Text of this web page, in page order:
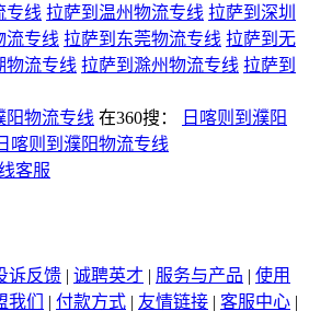
专线 拉萨到温州物流专线 拉萨到深圳
流专线 拉萨到东莞物流专线 拉萨到无
物流专线 拉萨到滁州物流专线 拉萨到
阳物流专线 在360搜：
日喀则到濮阳
喀则到濮阳物流专线
诉反馈 | 诚聘英才 | 服务与产品 | 使用
我们 | 付款方式 | 友情链接 | 客服中心 |